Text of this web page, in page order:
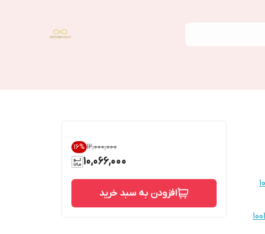
۱۲٬۰۰۰٬۰۰۰ 16%
10,066,000
افزودن به سبد خرید